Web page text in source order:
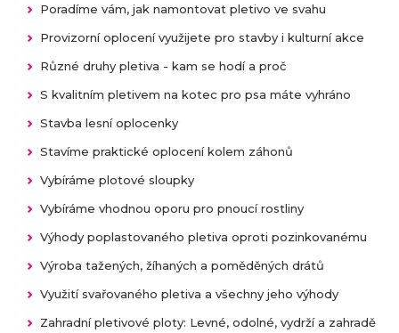
Poradíme vám, jak namontovat pletivo ve svahu
Provizorní oplocení využijete pro stavby i kulturní akce
Různé druhy pletiva - kam se hodí a proč
S kvalitním pletivem na kotec pro psa máte vyhráno
Stavba lesní oplocenky
Stavíme praktické oplocení kolem záhonů
Vybíráme plotové sloupky
Vybíráme vhodnou oporu pro pnoucí rostliny
Výhody poplastovaného pletiva oproti pozinkovanému
Výroba tažených, žíhaných a poměděných drátů
Využití svařovaného pletiva a všechny jeho výhody
Zahradní pletivové ploty: Levné, odolné, vydrží a zahradě